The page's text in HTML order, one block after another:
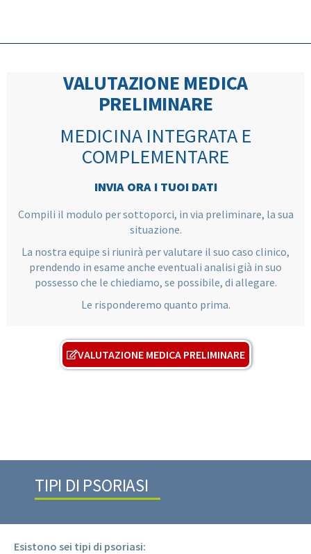
VALUTAZIONE MEDICA
PRELIMINARE
MEDICINA INTEGRATA E
COMPLEMENTARE
INVIA ORA I TUOI DATI
Compili il modulo per sottoporci, in via preliminare, la sua
situazione.
La nostra equipe si riunirà per valutare il suo caso clinico,
prendendo in esame anche eventuali analisi già in suo
possesso che le chiediamo, se possibile, di allegare.
Le risponderemo quanto prima.
VALUTAZIONE MEDICA PRELIMINARE
TIPI DI PSORIASI
Esistono sei tipi di psoriasi: